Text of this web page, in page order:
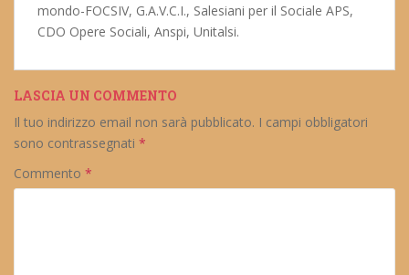
mondo-FOCSIV, G.A.V.C.I., Salesiani per il Sociale APS,
CDO Opere Sociali, Anspi, Unitalsi.
LASCIA UN COMMENTO
Il tuo indirizzo email non sarà pubblicato. I campi obbligatori
sono contrassegnati *
Commento *